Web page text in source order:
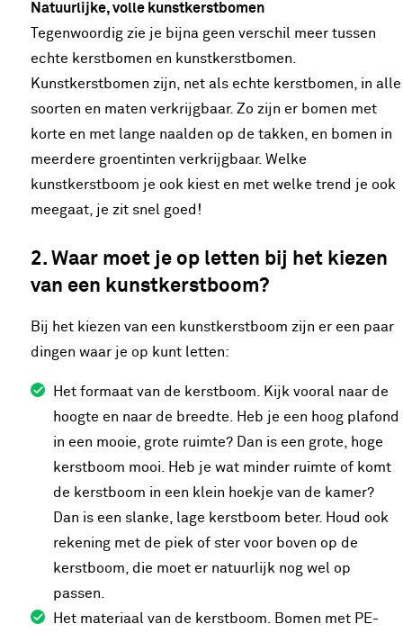
Natuurlijke, volle kunstkerstbomen
Tegenwoordig zie je bijna geen verschil meer tussen
echte kerstbomen en kunstkerstbomen.
Kunstkerstbomen zijn, net als echte kerstbomen, in alle
soorten en maten verkrijgbaar. Zo zijn er bomen met
korte en met lange naalden op de takken, en bomen in
meerdere groentinten verkrijgbaar. Welke
kunstkerstboom je ook kiest en met welke trend je ook
meegaat, je zit snel goed!
2. Waar moet je op letten bij het kiezen
van een kunstkerstboom?
Bij het kiezen van een kunstkerstboom zijn er een paar
dingen waar je op kunt letten:
Het formaat van de kerstboom. Kijk vooral naar de
hoogte en naar de breedte. Heb je een hoog plafond
in een mooie, grote ruimte? Dan is een grote, hoge
kerstboom mooi. Heb je wat minder ruimte of komt
de kerstboom in een klein hoekje van de kamer?
Dan is een slanke, lage kerstboom beter. Houd ook
rekening met de piek of ster voor boven op de
kerstboom, die moet er natuurlijk nog wel op
passen.
Het materiaal van de kerstboom. Bomen met PE-